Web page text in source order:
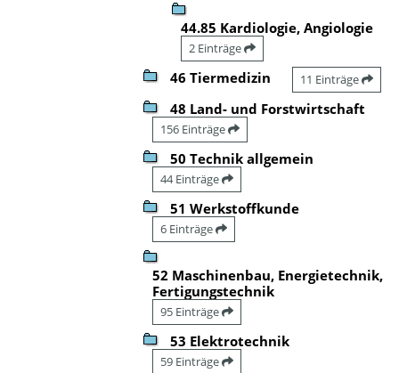
44.85 Kardiologie, Angiologie
2 Einträge
46 Tiermedizin 11 Einträge
48 Land- und Forstwirtschaft
156 Einträge
50 Technik allgemein
44 Einträge
51 Werkstoffkunde
6 Einträge
52 Maschinenbau, Energietechnik,
Fertigungstechnik
95 Einträge
53 Elektrotechnik
59 Einträge